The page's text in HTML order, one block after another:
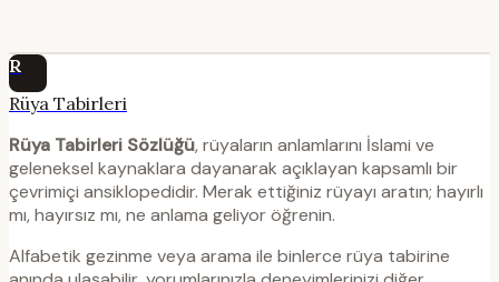
R
Rüya Tabirleri
Rüya Tabirleri Sözlüğü, rüyaların anlamlarını İslami ve
geleneksel kaynaklara dayanarak açıklayan kapsamlı bir
çevrimiçi ansiklopedidir. Merak ettiğiniz rüyayı aratın; hayırlı
mı, hayırsız mı, ne anlama geliyor öğrenin.
Alfabetik gezinme veya arama ile binlerce rüya tabirine